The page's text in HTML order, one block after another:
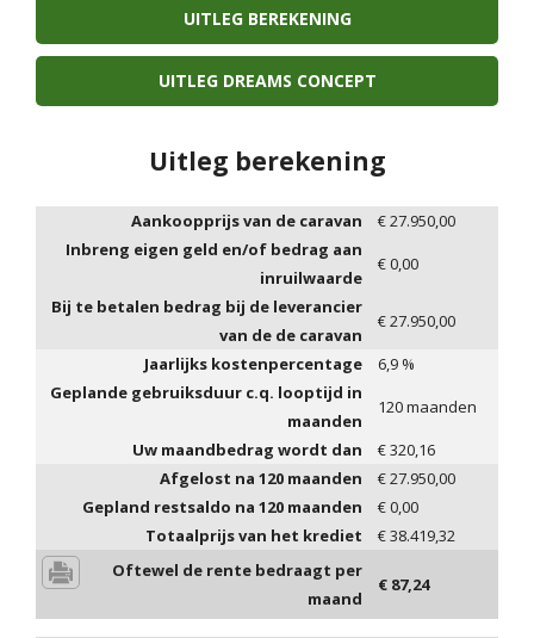
UITLEG BEREKENING
UITLEG DREAMS CONCEPT
Uitleg berekening
Aankoopprijs van de caravan €27.950,00
Inbreng eigen geld en/of bedrag aan
inruilwaarde
€0,00
Bij te betalen bedrag bij de leverancier
van de de caravan
€27.950,00
Jaarlijks kostenpercentage
6,9 %
Geplande gebruiksduur c.q. looptijd in
maanden
120maanden
Uw maandbedrag wordt dan
€320,16
Afgelost na 120 maanden €27.950,00
Gepland restsaldo na 120 maanden €0,00
Totaalprijs van het krediet
€38.419,32
Oftewel de rente bedraagt per
maand
€ 87,24